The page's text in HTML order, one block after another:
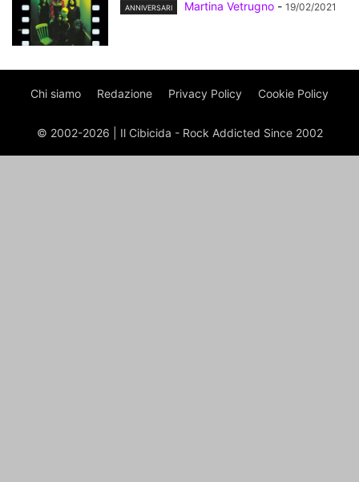
ANNIVERSARI Martina Vetrugno - 19/02/2021
Chi siamo Redazione Privacy Policy Cookie Policy
© 2002-2026 | Il Cibicida - Rock Addicted Since 2002